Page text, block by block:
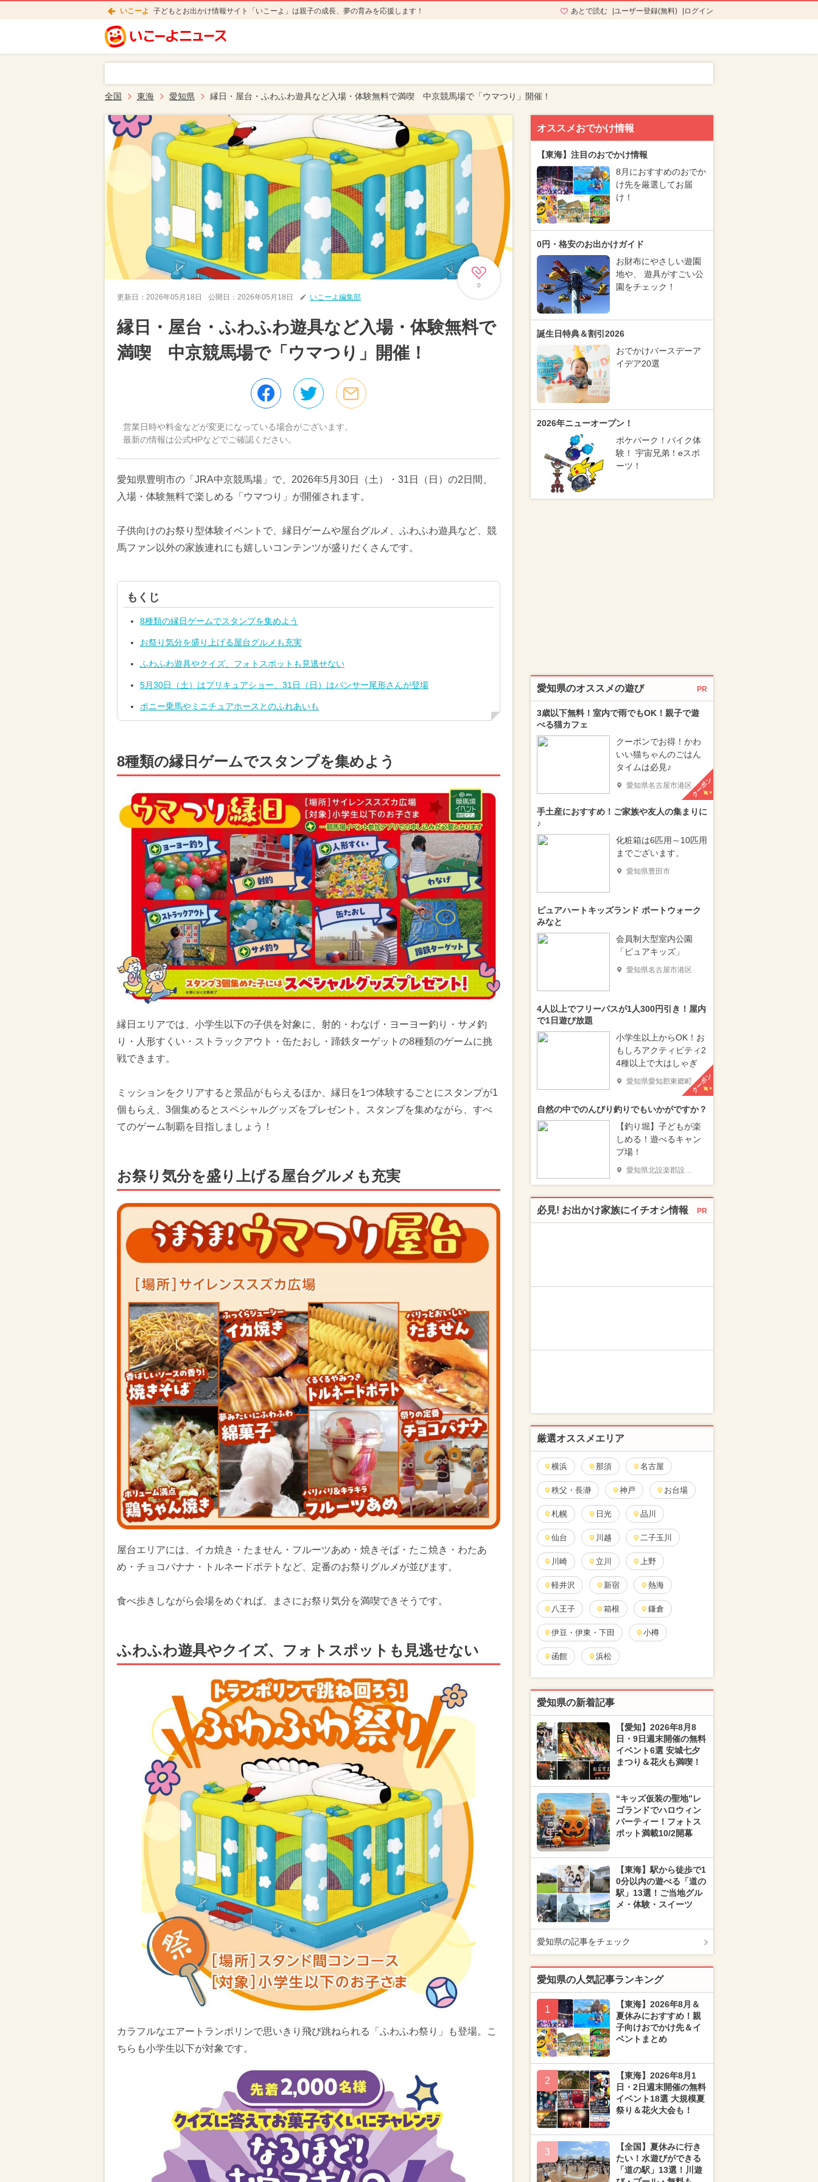
いこーよ 子どもとお出かけ情報サイト「いこーよ」は親子の成長、夢の育みを応援します！ あとで読む ユーザー登録(無料) ログイン
全国 東海 愛知県 縁日・屋台・ふわふわ遊具など入場・体験無料で満喫 中京競馬場で「ウマつり」開催！
0
更新日： 2026年05月18日 公開日： 2026年05月18日 いこーよ編集部
縁日・屋台・ふわふわ遊具など入場・体験無料で
満喫 中京競馬場で「ウマつり」開催！
営業日時や料金などが変更になっている場合がございます。
最新の情報は公式HPなどでご確認ください。
愛知県豊明市の「JRA中京競馬場」で、2026年5月30日（土）・31日（日）の2日間、
入場・体験無料で楽しめる「ウマつり」が開催されます。
子供向けのお祭り型体験イベントで、縁日ゲームや屋台グルメ、ふわふわ遊具など、競
馬ファン以外の家族連れにも嬉しいコンテンツが盛りだくさんです。
もくじ
8種類の縁日ゲームでスタンプを集めよう
お祭り気分を盛り上げる屋台グルメも充実
ふわふわ遊具やクイズ、フォトスポットも見逃せない
5月30日（土）はプリキュアショー、31日（日）はパンサー尾形さんが登場
ポニー乗馬やミニチュアホースとのふれあいも
8種類の縁日ゲームでスタンプを集めよう
縁日エリアでは、小学生以下の子供を対象に、射的・わなげ・ヨーヨー釣り・サメ釣
り・人形すくい・ストラックアウト・缶たおし・蹄鉄ターゲットの8種類のゲームに挑
戦できます。
ミッションをクリアすると景品がもらえるほか、縁日を1つ体験するごとにスタンプが1
個もらえ、3個集めるとスペシャルグッズをプレゼント。スタンプを集めながら、すべ
てのゲーム制覇を目指しましょう！
お祭り気分を盛り上げる屋台グルメも充実
屋台エリアには、イカ焼き・たません・フルーツあめ・焼きそば・たこ焼き・わたあ
め・チョコバナナ・トルネードポテトなど、定番のお祭りグルメが並びます。
食べ歩きしながら会場をめぐれば、まさにお祭り気分を満喫できそうです。
ふわふわ遊具やクイズ、フォトスポットも見逃せない
カラフルなエアートランポリンで思いきり飛び跳ねられる「ふわふわ祭り」も登場。こ
ちらも小学生以下が対象です。
オススメおでかけ情報
【東海】注目のおでかけ情報
8月におすすめのおでか
け先を厳選してお届
け！
0円・格安のお出かけガイド
お財布にやさしい遊園
地や、 遊具がすごい公
園をチェック！
誕生日特典＆割引2026
おでかけバースデーア
イデア20選
2026年ニューオープン！
ポケパーク！バイク体
験！ 宇宙兄弟！eスポ
ーツ！
愛知県のオススメの遊び PR
3歳以下無料！室内で雨でもOK！親子で遊
べる猫カフェ
クーポンでお得！かわ
いい猫ちゃんのごはん
タイムは必見♪
愛知県名古屋市港区クーポン
手土産におすすめ！ご家族や友人の集まりに
♪
化粧箱は6匹用～10匹用
までございます。
愛知県豊田市
ピュアハートキッズランド ポートウォーク
みなと
会員制大型室内公園
「ピュアキッズ」
愛知県名古屋市港区
4人以上でフリーパスが1人300円引き！屋内
で1日遊び放題
小学生以上からOK！お
もしろアクティビティ2
4種以上で大はしゃぎ
愛知県愛知郡東郷町クーポン
自然の中でのんびり釣りでもいかがですか？
【釣り堀】子どもが楽
しめる！遊べるキャン
プ場！
愛知県北設楽郡設楽町
必見! お出かけ家族にイチオシ情報 PR
厳選オススメエリア
横浜 那須 名古屋
秩父・長瀞 神戸 お台場
札幌 日光 品川
仙台 川越 二子玉川
川崎 立川 上野
軽井沢 新宿 熱海
八王子 箱根 鎌倉
伊豆・伊東・下田 小樽
函館 浜松
愛知県の新着記事
【愛知】2026年8月8
日・9日週末開催の無料
イベント6選 安城七夕
まつり＆花火も満喫！
“キッズ仮装の聖地”レ
ゴランドでハロウィン
パーティー！フォトス
ポット満載10/2開幕
【東海】駅から徒歩で1
0分以内の遊べる「道の
駅」13選！ご当地グル
メ・体験・スイーツ
愛知県の記事をチェック
愛知県の人気記事ランキング
1
【東海】2026年8月＆
夏休みにおすすめ！親
子向けおでかけ先＆イ
ベントまとめ
2
【東海】2026年8月1
日・2日週末開催の無料
イベント18選 大規模夏
祭り＆花火大会も！
3
【全国】夏休みに行き
たい！水遊びができる
「道の駅」13選！川遊